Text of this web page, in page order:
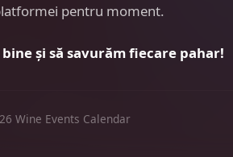
pentru moment.
și să savurăm fiecare pahar!
Wine Events Calendar